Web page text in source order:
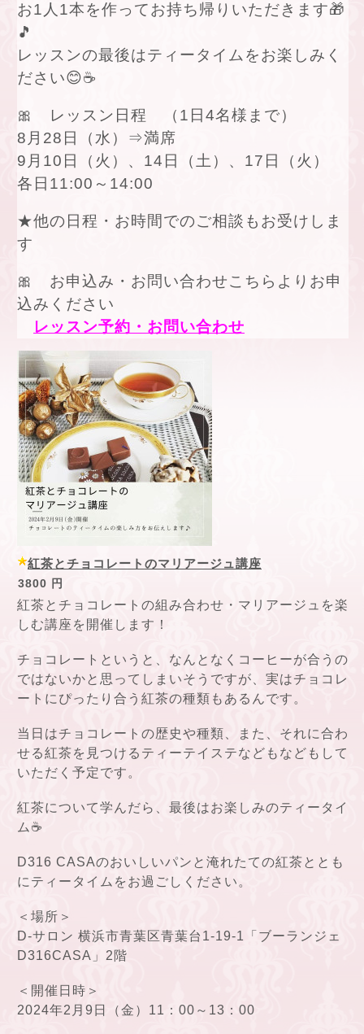
お1人1本を作ってお持ち帰りいただきます🎁
🎵
レッスンの最後はティータイムをお楽しみく
ださい😊☕
🎀 レッスン日程 （1日4名様まで）
8月28日（水）⇒満席
9月10日（火）、14日（土）、17日（火）
各日11:00～14:00
★他の日程・お時間でのご相談もお受けしま
す
🎀 お申込み・お問い合わせこちらよりお申
込みください
レッスン予約・お問い合わせ
紅茶とチョコレートのマリアージュ講座
3800 円
紅茶とチョコレートの組み合わせ・マリアージュを楽
しむ講座を開催します！
チョコレートというと、なんとなくコーヒーが合うの
ではないかと思ってしまいそうですが、実はチョコレ
ートにぴったり合う紅茶の種類もあるんです。
当日はチョコレートの歴史や種類、また、それに合わ
せる紅茶を見つけるティーテイステなどもなどもして
いただく予定です。
紅茶について学んだら、最後はお楽しみのティータイ
ム☕
D316 CASAのおいしいパンと淹れたての紅茶ととも
にティータイムをお過ごしください。
＜場所＞
D-サロン 横浜市青葉区青葉台1-19-1「ブーランジェ
D316CASA」2階
＜開催日時＞
2024年2月9日（金）11：00～13：00